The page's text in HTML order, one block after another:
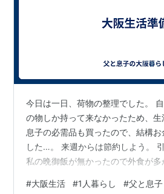
今日は一日、荷物の整理でした。
の物しか持って来なかったため、生
息子の必需品も買ったので、結構お
した…。 来週からは節約しよう。
私の晩御飯が無かったので外食が多
けません。 今日、色々と手配した
#大阪生活 #1人暮らし #父と息子